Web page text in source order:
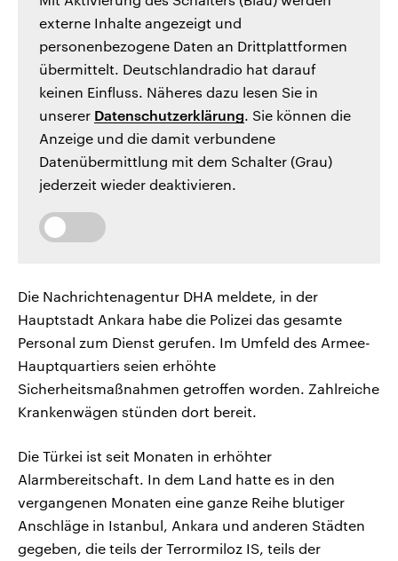
externe Inhalte angezeigt und
personenbezogene Daten an Drittplattformen
übermittelt. Deutschlandradio hat darauf
keinen Einfluss. Näheres dazu lesen Sie in
unserer Datenschutzerklärung. Sie können die
Anzeige und die damit verbundene
Datenübermittlung mit dem Schalter (Grau)
jederzeit wieder deaktivieren.
Die Nachrichtenagentur DHA meldete, in der
Hauptstadt Ankara habe die Polizei das gesamte
Personal zum Dienst gerufen. Im Umfeld des Armee-
Hauptquartiers seien erhöhte
Sicherheitsmaßnahmen getroffen worden. Zahlreiche
Krankenwägen stünden dort bereit.
Die Türkei ist seit Monaten in erhöhter
Alarmbereitschaft. In dem Land hatte es in den
vergangenen Monaten eine ganze Reihe blutiger
Anschläge in Istanbul, Ankara und anderen Städten
gegeben, die teils der Terrormiloz IS, teils der